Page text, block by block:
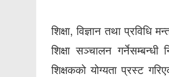
शिक्षा, विज्ञान तथा प्रविधि
शिक्षा सञ्चालन
शिक्षकको योग्यता प्रस्ट